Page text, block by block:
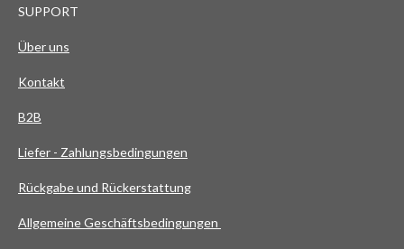
SUPPORT
Über uns
Kontakt
B2B
Liefer - Zahlungsbedingungen
Rückgabe und Rückerstattung
Allgemeine Geschäftsbedingungen